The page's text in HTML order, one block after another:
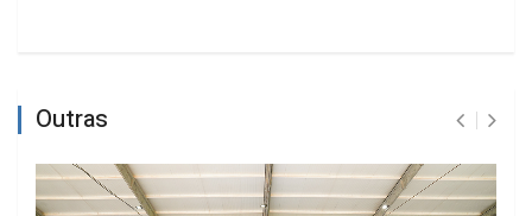
Outras